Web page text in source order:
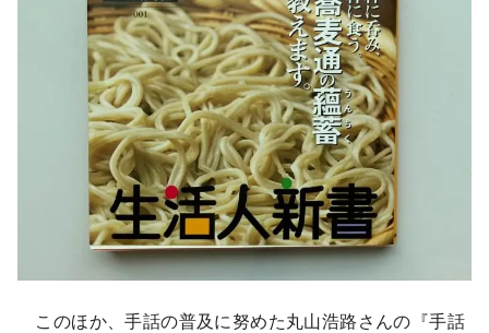
このほか、手話の普及に努めた丸山浩路さんの『手話